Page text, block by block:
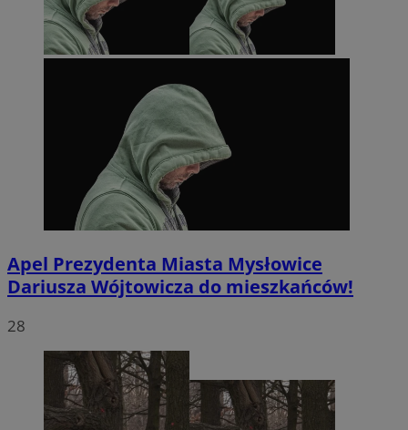
Apel Prezydenta Miasta Mysłowice
Dariusza Wójtowicza do mieszkańców!
28